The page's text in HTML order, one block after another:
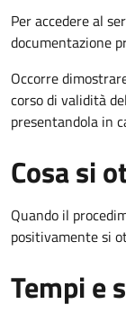
Per accedere al
documentazione
Occorre
corso di validità
presentandola in
Cosa si
Quando il
positivamente si
Tempi e